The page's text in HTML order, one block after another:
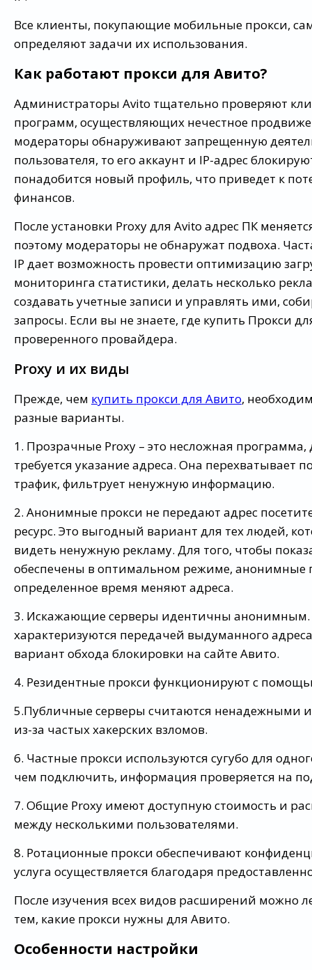
Все клиенты, покупающие мобильные прокси,
определяют задачи их использования.
Как работают прокси для Авито?
Администраторы Avito тщательно проверяют
программ, осуществляющих нечестное
модераторы обнаруживают запрещенную
пользователя, то его аккаунт и IP-адрес
понадобится новый профиль, что приведет к
финансов.
После установки Proxy для Avito адрес ПК
поэтому модераторы не обнаружат подвоха.
IP дает возможность провести оптимизацию
мониторинга статистики, делать несколько
создавать учетные записи и управлять ими,
запросы. Если вы не знаете, где купить Прокси
проверенного провайдера.
Proxy и их виды
Прежде, чем купить прокси для Авито,
разные варианты.
1. Прозрачные Proxy – это несложная программа,
требуется указание адреса. Она перехватывает
трафик, фильтрует ненужную информацию.
2. Анонимные прокси не передают адрес
ресурс. Это выгодный вариант для тех людей,
видеть ненужную рекламу. Для того, чтобы
обеспечены в оптимальном режиме, анонимные
определенное время меняют адреса.
3. Искажающие серверы идентичны
характеризуются передачей выдуманного
вариант обхода блокировки на сайте Авито.
4. Резидентные прокси функционируют с
5.Публичные серверы считаются ненадежными
из-за частых хакерских взломов.
6. Частные прокси используются сугубо для
чем подключить, информация проверяется на
7. Общие Proxy имеют доступную стоимость и
между несколькими пользователями.
8. Ротационные прокси обеспечивают
услуга осуществляется благодаря
После изучения всех видов расширений можно
тем, какие прокси нужны для Авито.
Особенности настройки